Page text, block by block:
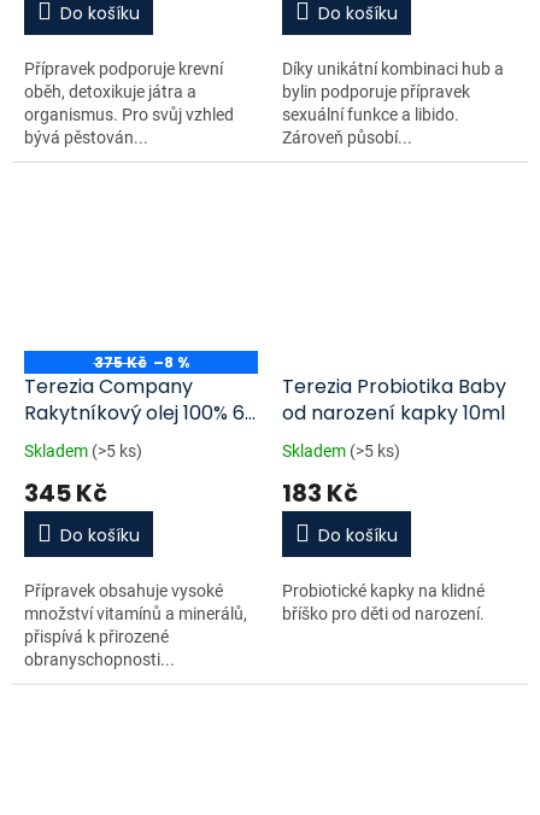
Do košíku
Přípravek podporuje krevní
oběh, detoxikuje játra a
organismus. Pro svůj vzhled
bývá pěstován...
Do košíku
Díky unikátní kombinaci hub a
bylin podporuje přípravek
sexuální funkce a libido.
Zároveň působí...
375 Kč –8 %
Terezia Company
Rakytníkový olej 100% 60
kapslí
Skladem (>5 ks)
345 Kč
Do košíku
Přípravek obsahuje vysoké
množství vitamínů a minerálů,
přispívá k přirozené
obranyschopnosti...
Terezia Probiotika Baby
od narození kapky 10ml
Skladem (>5 ks)
183 Kč
Do košíku
Probiotické kapky na klidné
bříško pro děti od narození.